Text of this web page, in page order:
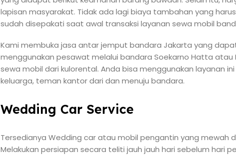
lapisan masyarakat. Tidak ada lagi biaya tambahan yang
sudah disepakati saat awal transaksi layanan sewa mobil
Kami membuka jasa antar jemput bandara Jakarta yang
menggunakan pesawat melalui bandara Soekarno Hatta
sewa mobil dari kulorental. Anda bisa menggunakan layanan
keluarga, teman kantor dari dan menuju bandara.
Wedding Car Service
Tersedianya Wedding car atau mobil pengantin yang mewah
Melakukan persiapan secara teliti jauh jauh hari sebelum hari